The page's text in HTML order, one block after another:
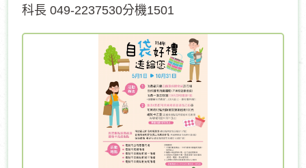
科長 049-2237530分機1501